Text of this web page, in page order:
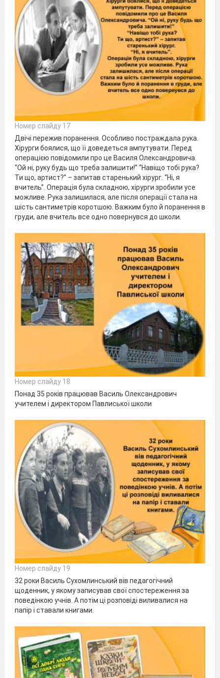
Номер слайду 17
Двічі пережив поранення. Особливо постраждала рука.
Хірурги боялися, що її доведеться ампутувати. Перед
операцією повідомили про це Василя Олександровича.
“Ой ні, руку будь що треба залишити!” “Навіщо тобі рука?
Ти що, артист?” – запитав старенький хірург. “Ні, я
вчитель”. Операція була складною, хірурги зробили усе
можливе. Рука залишилася, але після операції стала на
шість сантиметрів коротшою. Важким було й поранення в
груди, але вчитель все одно повернувся до школи.
Номер слайду 18
Понад 35 років працював Василь Олександрович
учителем і директором Павлиської школи
Номер слайду 19
32 роки Василь Сухомлинський вів педагогічний
щоденник, у якому записував свої спостереження за
поведінкою учнів. А потім ці розповіді виливалися на
папір і ставали книгами.